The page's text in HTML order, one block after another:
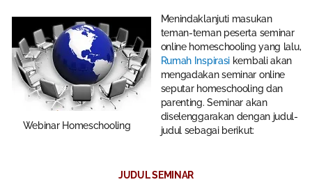
Webinar Homeschooling
Menindaklanjuti masukan
teman-teman peserta seminar
online homeschooling yang lalu,
Rumah Inspirasi kembali akan
mengadakan seminar online
seputar homeschooling dan
parenting. Seminar akan
diselenggarakan dengan judul-
judul sebagai berikut:
JUDUL SEMINAR